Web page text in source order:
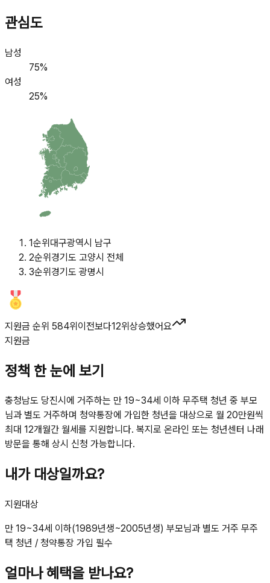
관심도
남성
75%
여성
25%
1순위대구광역시 남구
2순위경기도 고양시 전체
3순위경기도 광명시
지원금 순위 584위이전보다12위상승했어요
지원금
정책 한 눈에 보기
충청남도 당진시에 거주하는 만 19~34세 이하 무주택 청년 중 부모
님과 별도 거주하며 청약통장에 가입한 청년을 대상으로 월 20만원씩
최대 12개월간 월세를 지원합니다. 복지로 온라인 또는 청년센터 나래
방문을 통해 상시 신청 가능합니다.
내가 대상일까요?
지원대상
만 19~34세 이하(1989년생~2005년생) 부모님과 별도 거주 무주
택 청년 / 청약통장 가입 필수
얼마나 혜택을 받나요?